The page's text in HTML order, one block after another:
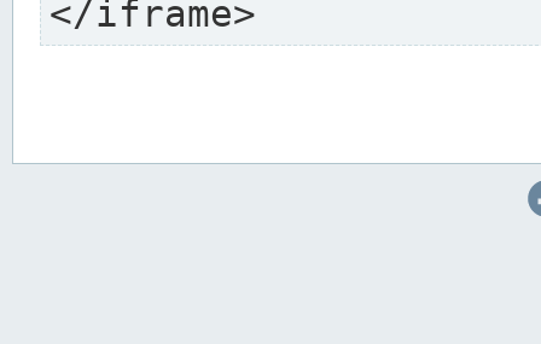
</iframe>